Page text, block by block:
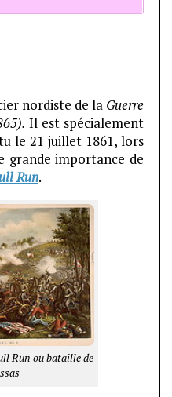
nordiste de la Guerre
Il est spécialement
le 21 juillet 1861, lors
grande importance de
Run.
Run ou bataille de